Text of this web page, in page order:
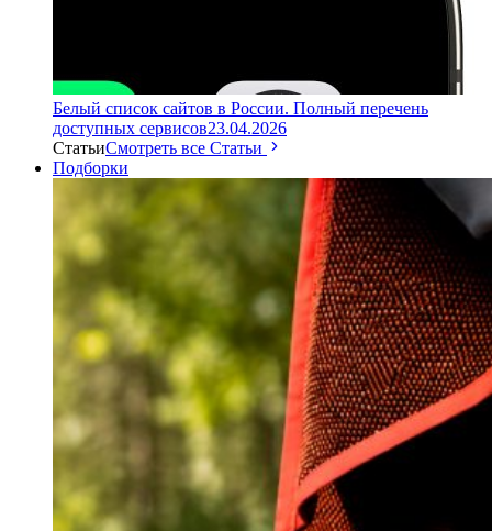
Белый список сайтов в России. Полный перечень
доступных сервисов23.04.2026
СтатьиСмотреть все Статьи
Подборки